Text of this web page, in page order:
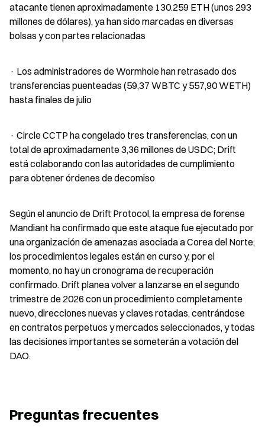
atacante tienen aproximadamente 130.259 ETH (unos 293
millones de dólares), ya han sido marcadas en diversas
bolsas y con partes relacionadas
· Los administradores de Wormhole han retrasado dos
transferencias puenteadas (59,37 WBTC y 557,90 WETH)
hasta finales de julio
· Circle CCTP ha congelado tres transferencias, con un
total de aproximadamente 3,36 millones de USDC; Drift
está colaborando con las autoridades de cumplimiento
para obtener órdenes de decomiso
Según el anuncio de Drift Protocol, la empresa de forense
Mandiant ha confirmado que este ataque fue ejecutado por
una organización de amenazas asociada a Corea del Norte;
los procedimientos legales están en curso y, por el
momento, no hay un cronograma de recuperación
confirmado. Drift planea volver a lanzarse en el segundo
trimestre de 2026 con un procedimiento completamente
nuevo, direcciones nuevas y claves rotadas, centrándose
en contratos perpetuos y mercados seleccionados, y todas
las decisiones importantes se someterán a votación del
DAO.
Preguntas frecuentes